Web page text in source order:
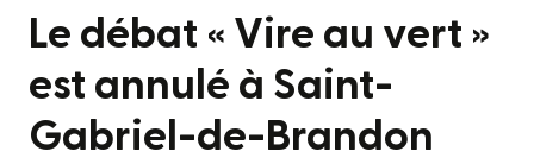
Le débat « Vire au vert »
est annulé à Saint-
Gabriel-de-Brandon